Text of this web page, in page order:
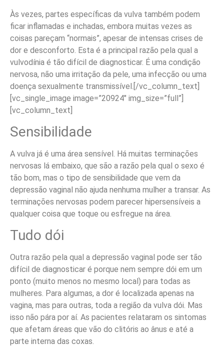
Às vezes, partes específicas da vulva também podem
ficar inflamadas e inchadas, embora muitas vezes as
coisas pareçam “normais”, apesar de intensas crises de
dor e desconforto. Esta é a principal razão pela qual a
vulvodínia é tão difícil de diagnosticar. É uma condição
nervosa, não uma irritação da pele, uma infecção ou uma
doença sexualmente transmissível. [/vc_column_text]
[vc_single_image image=”20924″ img_size=”full”]
[vc_column_text]
Sensibilidade
A vulva já é uma área sensível. Há muitas terminações
nervosas lá embaixo, que são a razão pela qual o sexo é
tão bom, mas o tipo de sensibilidade que vem da
depressão vaginal não ajuda nenhuma mulher a transar. As
terminações nervosas podem parecer hipersensíveis a
qualquer coisa que toque ou esfregue na área.
Tudo dói
Outra razão pela qual a depressão vaginal pode ser tão
difícil de diagnosticar é porque nem sempre dói em um
ponto (muito menos no mesmo local) para todas as
mulheres. Para algumas, a dor é localizada apenas na
vagina, mas para outras, toda a região da vulva dói. Mas
isso não pára por aí. As pacientes relataram os sintomas
que afetam áreas que vão do clitóris ao ânus e até a
parte interna das coxas.